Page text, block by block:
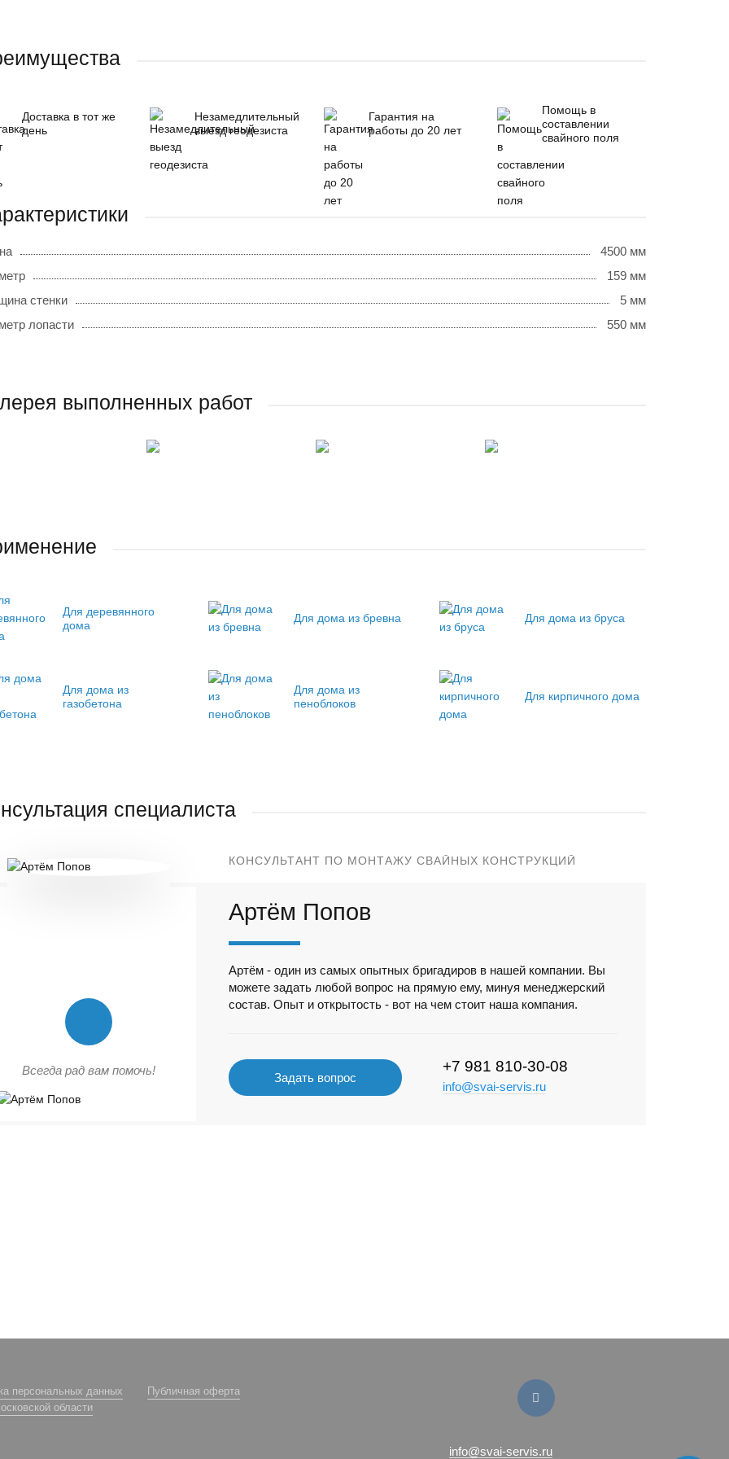
Доставка в тот же
день
Незамедлительный
выезд геодезиста
Гарантия на
работы до 20 лет
Помощь в
составлении
свайного поля
4500 мм
159 мм
стенки
5 мм
лопасти
550 мм
выполненных работ
Для деревянного
дома
Для дома из бревна Для дома из бруса
Для дома из
газобетона
Для дома из
пеноблоков
Для кирпичного дома
специалиста
КОНСУЛЬТАНТ ПО МОНТАЖУ СВАЙНЫХ КОНСТРУКЦИЙ
Всегда рад вам помочь!
Артём Попов
Артём - один из самых опытных бригадиров в нашей компании. Вы
можете задать любой вопрос на прямую ему, минуя менеджерский
состав. Опыт и открытость - вот на чем стоит наша компания.
Задать вопрос
+7 981 810-30-08
info@svai-servis.ru
персональных данных
Публичная оферта
области
info@svai-servis.ru